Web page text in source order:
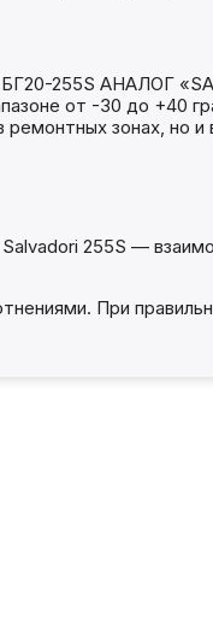
255S АНАЛОГ
от -30 до +40
зонах, но
255S —
При